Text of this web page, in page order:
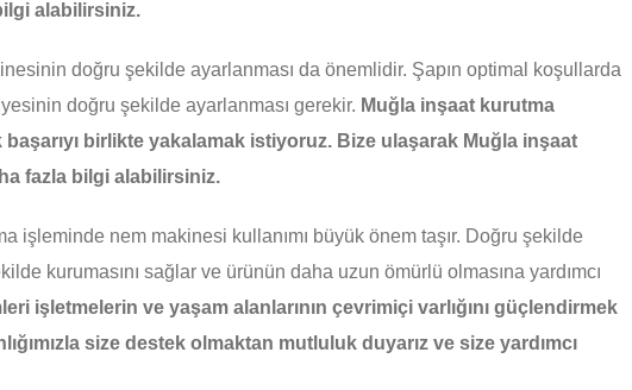
alabilirsiniz.
doğru şekilde ayarlanması da önemlidir. Şapın optimal koşullarda
doğru şekilde ayarlanması gerekir. Muğla inşaat kurutma
birlikte yakalamak istiyoruz. Bize ulaşarak Muğla inşaat
fazla bilgi alabilirsiniz.
işleminde nem makinesi kullanımı büyük önem taşır. Doğru şekilde
kurumasını sağlar ve ürünün daha uzun ömürlü olmasına yardımcı
işletmelerin ve yaşam alanlarının çevrimiçi varlığını güçlendirmek
size destek olmaktan mutluluk duyarız ve size yardımcı